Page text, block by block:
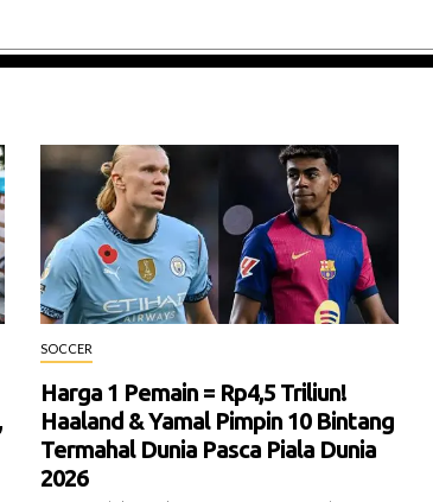
SOCCER
Harga 1 Pemain = Rp4,5 Triliun!
Haaland & Yamal Pimpin 10 Bintang
Termahal Dunia Pasca Piala Dunia
2026